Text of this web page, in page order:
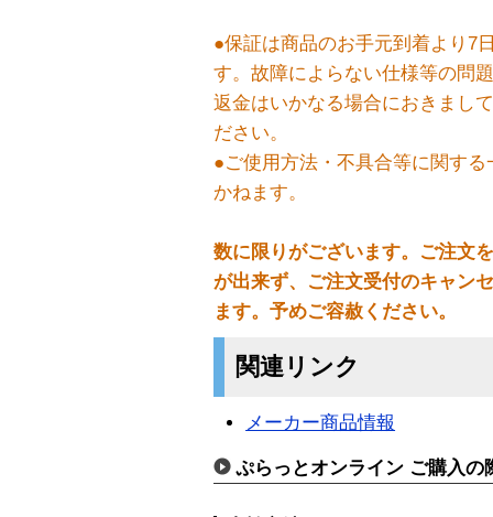
●保証は商品のお手元到着より7
す。故障によらない仕様等の問
返金はいかなる場合におきまし
ださい。
●ご使用方法・不具合等に関す
かねます。
数に限りがございます。ご注文
が出来ず、ご注文受付のキャン
ます。予めご容赦ください。
関連リンク
メーカー商品情報
ぷらっとオンライン ご購入の